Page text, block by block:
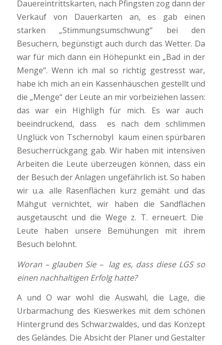
Dauereintrittskarten, nach Pfingsten zog dann der
Verkauf von Dauerkarten an, es gab einen
starken „Stimmungsumschwung“ bei den
Besuchern, begünstigt auch durch das Wetter. Da
war für mich dann ein Höhepunkt ein „Bad in der
Menge“. Wenn ich mal so richtig gestresst war,
habe ich mich an ein Kassenhäuschen gestellt und
die „Menge“ der Leute an mir vorbeiziehen lassen:
das war ein Highligh für mich. Es war auch
beeindruckend, dass es nach dem schlimmen
Unglück von Tschernobyl kaum einen spürbaren
Besucherrückgang gab. Wir haben mit intensiven
Arbeiten die Leute überzeugen können, dass ein
der Besuch der Anlagen ungefährlich ist. So haben
wir u.a. alle Rasenflächen kurz gemäht und das
Mähgut vernichtet, wir haben die Sandflächen
ausgetauscht und die Wege z. T. erneuert. Die
Leute haben unsere Bemühungen mit ihrem
Besuch belohnt.
Woran – glauben Sie – lag es, dass diese LGS so
einen nachhaltigen Erfolg hatte?
A und O war wohl die Auswahl, die Lage, die
Urbarmachung des Kieswerkes mit dem schönen
Hintergrund des Schwarzwaldes, und das Konzept
des Geländes. Die Absicht der Planer und Gestalter